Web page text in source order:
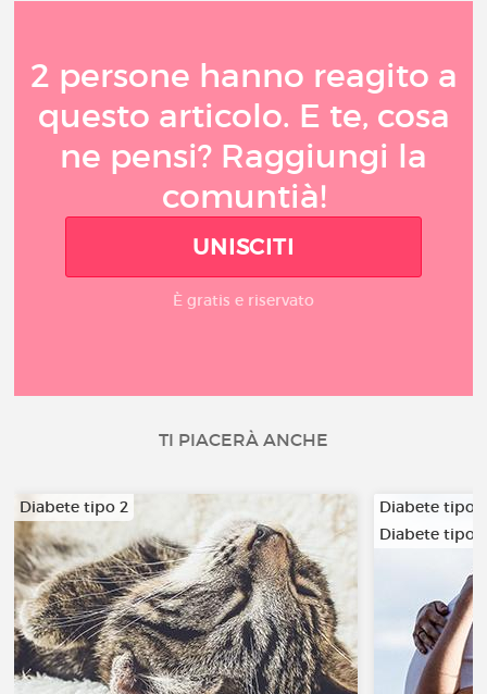
2 persone hanno reagito a
questo articolo. E te, cosa
ne pensi? Raggiungi la
comuntià!
UNISCITI
È gratis e riservato
TI PIACERÀ ANCHE
Diabete tipo 2
Diabete tipo 1
Diabete tipo